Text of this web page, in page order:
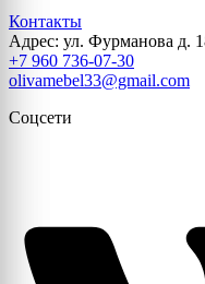
Контакты
Адрес: ул. Фурманова д.
+7 960 736-07-30
olivamebel33@gmail.com
Соцсети